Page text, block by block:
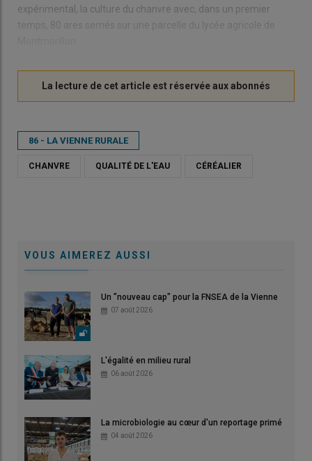
expérimental, la culture du chanvre avec, dans un premier
86 - LA VIENNE RURALE
CHANVRE QUALITÉ DE L'EAU CÉRÉALIER
VOUS AIMEREZ AUSSI
Un "nouveau cap" pour la FNSEA de la Vienne
07 août 2026
L'égalité en milieu rural
06 août 2026
La microbiologie au cœur d'un reportage primé
04 août 2026